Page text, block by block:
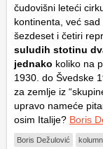
čudovišni leteći
kontinenta, već
šezdeset i četiri
suludih stotinu
jednako koliko na
1930. do Švedske
za zemlje iz
upravo nameće
osim Italije? Boris
Boris Dežulović